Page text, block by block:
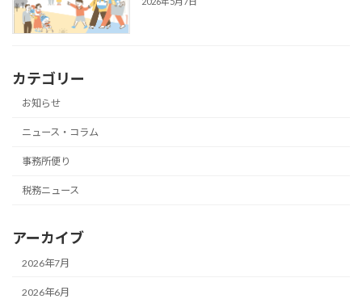
カテゴリー
お知らせ
ニュース・コラム
事務所便り
税務ニュース
アーカイブ
2026年7月
2026年6月